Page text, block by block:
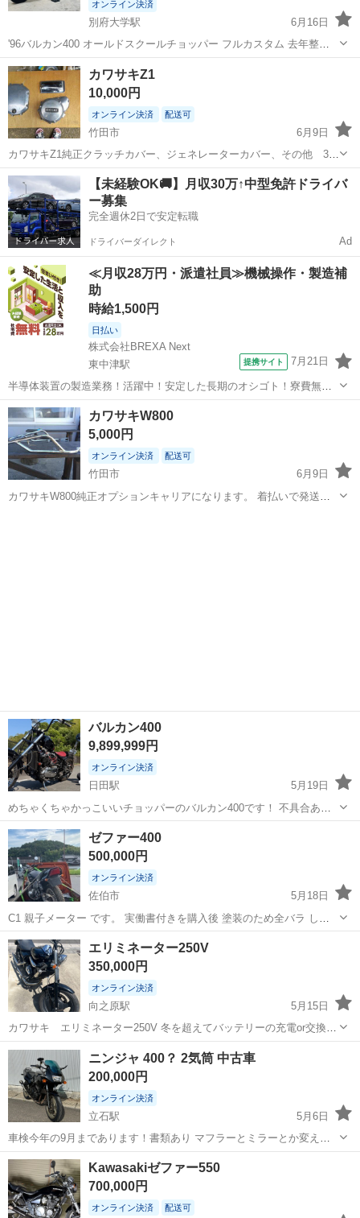
オンライン決済
別府大学駅
6月16日
'96バルカン400 オールドスクールチョッパー フルカスタム 去年整備
済み から車庫保管 VULCAN400-Ⅱ/バルカンクラシック /ドリフター
年式平成8年2月 走行不明 車検 2年付８／７取得 2名乗車 車検には...
大分 別府市 別府大学駅
カワサキZ1
10,000円
オンライン決済 配送可
竹田市
6月9日
カワサキZ1純正クラッチカバー、ジェネレーターカバー、その他 3点
になります。キズも無く比較的綺麗です。着払いで発送致します。
大分 竹田市 カワサキ ジェネレーター
【未経験OK🚚】月収30万↑中型免許ドライバ
ー募集
完全週休2日で安定転職
ドライバーダイレクト Ad
≪月収28万円・派遣社員≫機械操作・製造補
助
時給1,500円
日払い
株式会社BREXA Next
東中津駅
提携サイト 7月21日
半導体装置の製造業務！活躍中！安定した長期のオシゴト！寮費無料
★赴任旅費会社負担◎20代～40代の男性活躍中★未経験活躍中！高時
給1,500円！《大分県中津市》 人気の工場のお仕事 ◇半導体装置内部
のシート製造◇ ＊クリー...
大分 中津市 東中津駅 その他
カワサキW800
5,000円
オンライン決済 配送可
竹田市
6月9日
カワサキW800純正オプションキャリアになります。 着払いで発送致
バルカン400
9,899,999円
オンライン決済
日田駅
5月19日
めちゃくちゃかっこいいチョッパーのバルカン400です！ 不具合あり
ません！ めっちゃいい音出します！ 金額は話してきまたいと思ってま
す！ めちゃくちゃ大事な人から譲ってもらったので大切に乗ってくれ
る方探してます！
大分 日田市
ゼファー400
500,000円
オンライン決済
佐伯市
5月18日
C1 親子メーター です。 実働書付きを購入後 塗装のため全バラ しま
したが時間がなく そのままになっています。 支払いは手渡しです。
大分 佐伯市 カワサキ
エリミネーター250V
350,000円
オンライン決済
向之原駅
5月15日
カワサキ エリミネーター250V 冬を超えてバッテリーの充電or交換が
必要なタイミングで自賠責保険の期間満了に伴って 出品します！ 昨年
11月が最後に始動した日になりますが おそらく充電でエンジンは始動
すると思われます！...
大分 由布市 カワサキ 250V
ニンジャ 400？ 2気筒 中古車
200,000円
オンライン決済
立石駅
5月6日
車検今年の9月まであります！書類あり マフラーとミラーとか変えた
ら車検通ると思います フロント左ウィンカー割れてます 外装赤から黒
に自家塗装！ Rダミードラレコあり USBソケットは、付けました！ 社
外マフラー 前の持ち主...
大分 杵築市 カワサキ
Kawasakiゼファー550
700,000円
オンライン決済 配送可